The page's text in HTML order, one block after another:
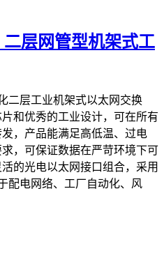
二层网管型机架式工
二层工业机架式以太网交换
和优秀的工业设计，可在所有
，产品能满足高低温、过电
，可保证数据在严苛环境下可
的光电以太网接口组合，采用
配电网络、工厂自动化、风